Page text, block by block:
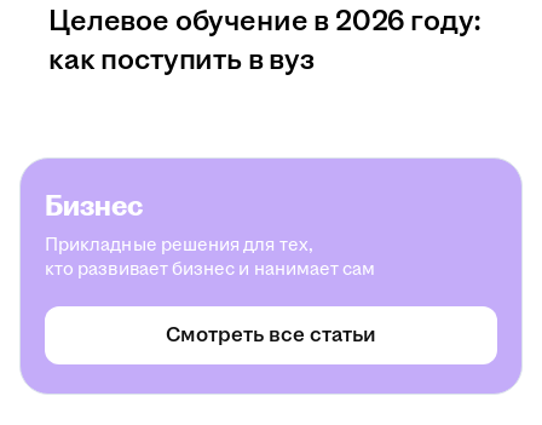
Целевое обучение в 2026 году:
как поступить в вуз
Бизнес
Прикладные решения для тех,
кто развивает бизнес и нанимает сам
Смотреть все статьи